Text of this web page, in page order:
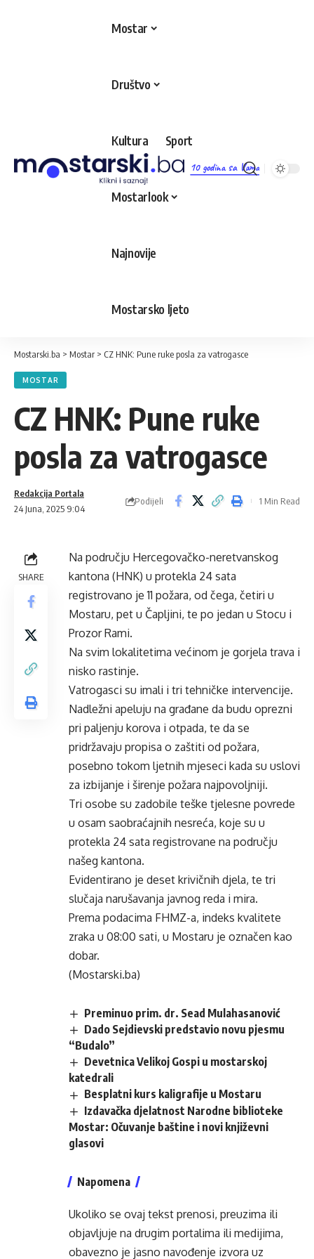
10 godina sa Vama
Mostar
Društvo
Kultura Sport
Mostarlook
Najnovije
Mostarsko ljeto
Mostarski.ba > Mostar > CZ HNK: Pune ruke posla za vatrogasce
MOSTAR
CZ HNK: Pune ruke
posla za vatrogasce
24 Juna, 2025 9:04
Redakcija Portala
Podijeli 1 Min Read
SHARE
Na području Hercegovačko-neretvanskog
kantona (HNK) u protekla 24 sata
registrovano je 11 požara, od čega, četiri u
Mostaru, pet u Čapljini, te po jedan u Stocu i
Prozor Rami.
Na svim lokalitetima većinom je gorjela trava i
nisko rastinje.
Vatrogasci su imali i tri tehničke intervencije.
Nadležni apeluju na građane da budu oprezni
pri paljenju korova i otpada, te da se
pridržavaju propisa o zaštiti od požara,
posebno tokom ljetnih mjeseci kada su uslovi
za izbijanje i širenje požara najpovoljniji.
Tri osobe su zadobile teške tjelesne povrede
u osam saobraćajnih nesreća, koje su u
protekla 24 sata registrovane na području
našeg kantona.
Evidentirano je deset krivičnih djela, te tri
slučaja narušavanja javnog reda i mira.
Prema podacima FHMZ-a, indeks kvalitete
zraka u 08:00 sati, u Mostaru je označen kao
dobar.
(Mostarski.ba)
Preminuo prim. dr. Sead Mulahasanović
Dado Sejdievski predstavio novu pjesmu
“Budalo”
Devetnica Velikoj Gospi u mostarskoj
katedrali
Besplatni kurs kaligrafije u Mostaru
Izdavačka djelatnost Narodne biblioteke
Mostar: Očuvanje baštine i novi književni
glasovi
Napomena
Ukoliko se ovaj tekst prenosi, preuzima ili
objavljuje na drugim portalima ili medijima,
obavezno je jasno navođenje izvora uz